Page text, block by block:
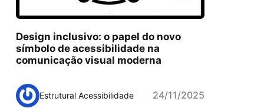
Design inclusivo: o papel do novo
símbolo de acessibilidade na
comunicação visual moderna
Estrutural Acessibilidade 24/11/2025